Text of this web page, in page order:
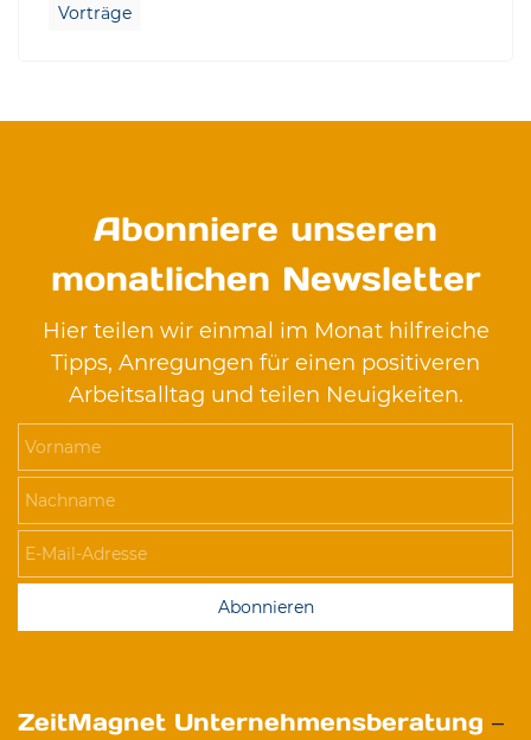
Vorträge
Abonniere unseren
monatlichen Newsletter
Hier teilen wir einmal im Monat hilfreiche
Tipps, Anregungen für einen positiveren
Arbeitsalltag und teilen Neuigkeiten.
Abonnieren
ZeitMagnet Unternehmensberatung –